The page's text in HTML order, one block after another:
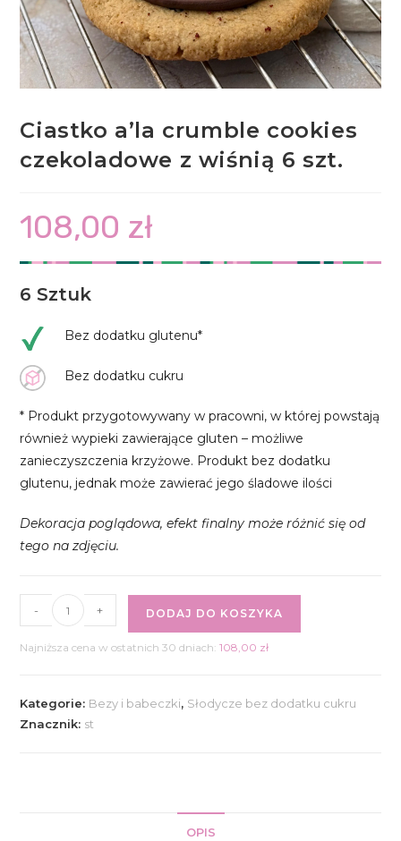
Ciastko a’la crumble cookies
czekoladowe z wiśnią 6 szt.
108,00 zł
6 Sztuk
Bez dodatku glutenu*
Bez dodatku cukru
* Produkt przygotowywany w pracowni, w której powstają
również wypieki zawierające gluten – możliwe
zanieczyszczenia krzyżowe. Produkt bez dodatku
glutenu, jednak może zawierać jego śladowe ilości
Dekoracja poglądowa, efekt finalny może różnić się od
tego na zdjęciu.
Ciastko
a’la
czekoladowe
- + DODAJ DO KOSZYKA
Najniższa cena w ostatnich 30 dniach:108,00 zł
Kategorie: Bezy i babeczki, Słodycze bez dodatku cukru
Znacznik: st
OPIS